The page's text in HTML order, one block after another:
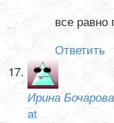
все равно
Ответить
Ирина Бочарова
at